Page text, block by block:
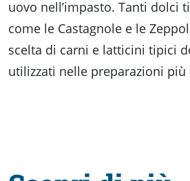
uovo nell’impasto. Tanti dolci
come le Castagnole e le
scelta di carni e latticini tipici
utilizzati nelle preparazioni più